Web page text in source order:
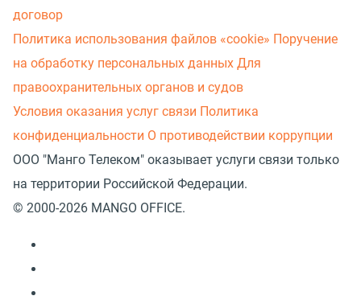
договор
Политика использования файлов «cookie» Поручение
на обработку персональных данных Для
правоохранительных органов и судов
Условия оказания услуг связи Политика
конфиденциальности О противодействии коррупции
ООО "Манго Телеком" оказывает услуги связи только
на территории Российской Федерации.
© 2000-2026 MANGO OFFICE.